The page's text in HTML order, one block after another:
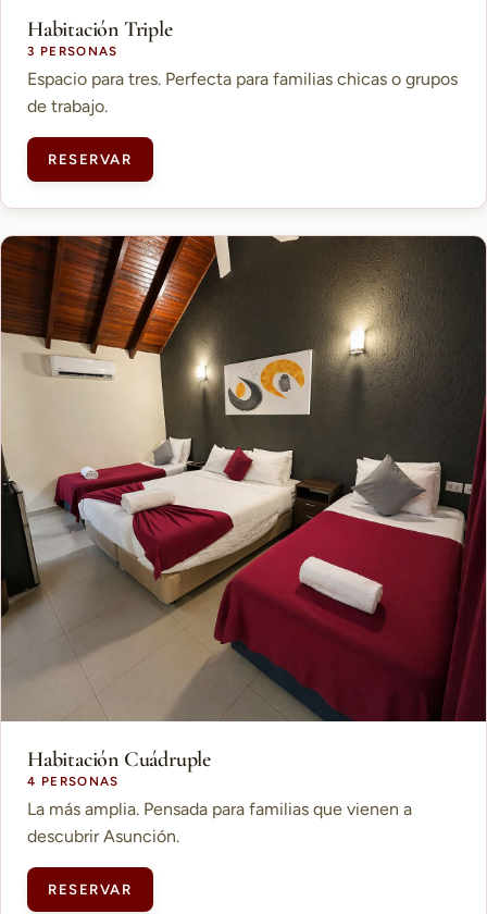
Habitación Triple
3 PERSONAS
Espacio para tres. Perfecta para familias chicas o grupos
de trabajo.
RESERVAR
Habitación Cuádruple
4 PERSONAS
La más amplia. Pensada para familias que vienen a
descubrir Asunción.
RESERVAR